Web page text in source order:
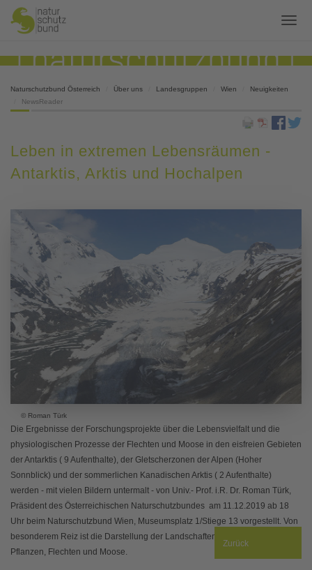
Naturschutzbund Österreich Über uns Landesgruppen Wien
Neuigkeiten
NewsReader
Leben in extremen Lebensräumen -
Antarktis, Arktis und Hochalpen
© Roman Türk
Die Ergebnisse der Forschungsprojekte über die Lebensvielfalt und die
physiologischen Prozesse der Flechten und Moose in den eisfreien Gebieten
der Antarktis ( 9 Aufenthalte), der Gletscherzonen der Alpen (Hoher
Sonnblick) und der sommerlichen Kanadischen Arktis ( 2 Aufenthalte)
werden - mit vielen Bildern untermalt - von Univ.- Prof. i.R. Dr. Roman Türk,
Präsident des Österreichischen Naturschutzbundes am 11.12.2019 ab 18
Uhr beim Naturschutzbund Wien, Museumsplatz 1/Stiege 13 vorgestellt. Von
besonderem Reiz ist die Darstellung der Landschaften und der typischen
Pflanzen, Flechten und Moose.
Zurück